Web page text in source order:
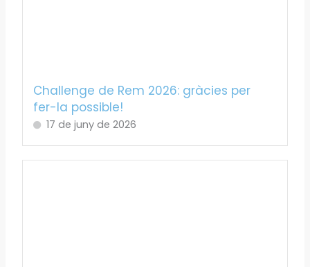
Challenge de Rem 2026: gràcies per
fer-la possible!
17 de juny de 2026